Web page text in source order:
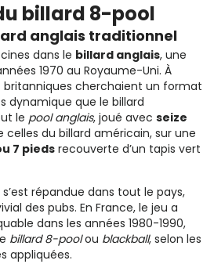
billard 8-pool
anglais traditionnel
dans le billard anglais, une
1970 au Royaume-Uni. À
britanniques cherchaient un format
dynamique que le billard
le pool anglais, joué avec seize
celles du billard américain, sur une
7 pieds recouverte d’un tapis vert
répandue dans tout le pays,
des pubs. En France, le jeu a
dans les années 1980-1990,
billard 8-poolou blackball, selon les
appliquées.